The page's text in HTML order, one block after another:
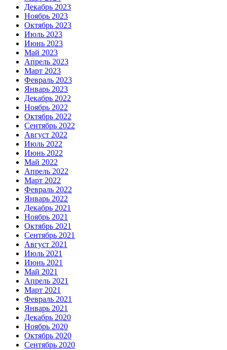
Декабрь 2023
Ноябрь 2023
Октябрь 2023
Июль 2023
Июнь 2023
Май 2023
Апрель 2023
Март 2023
Февраль 2023
Январь 2023
Декабрь 2022
Ноябрь 2022
Октябрь 2022
Сентябрь 2022
Август 2022
Июль 2022
Июнь 2022
Май 2022
Апрель 2022
Март 2022
Февраль 2022
Январь 2022
Декабрь 2021
Ноябрь 2021
Октябрь 2021
Сентябрь 2021
Август 2021
Июль 2021
Июнь 2021
Май 2021
Апрель 2021
Март 2021
Февраль 2021
Январь 2021
Декабрь 2020
Ноябрь 2020
Октябрь 2020
Сентябрь 2020